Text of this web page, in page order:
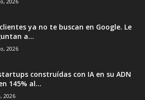
ya no te buscan en Google. Le
a...
2026
construídas con IA en su ADN
145% al...
2026